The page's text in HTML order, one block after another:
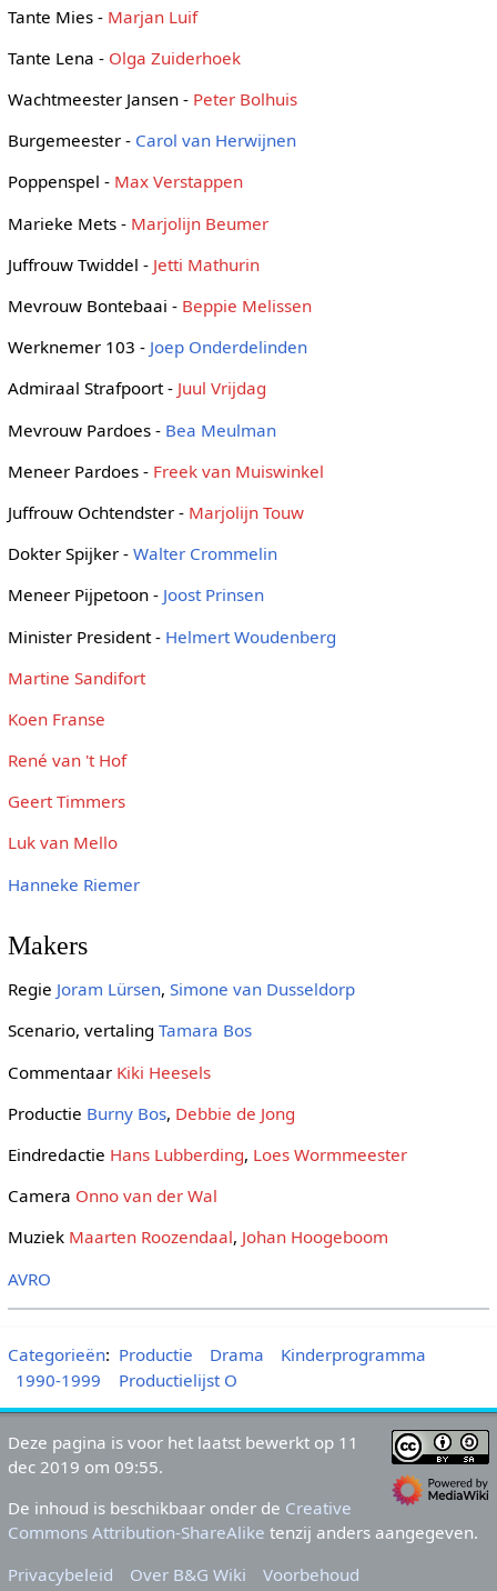
Tante Mies - Marjan Luif
Tante Lena - Olga Zuiderhoek
Wachtmeester Jansen - Peter Bolhuis
Burgemeester - Carol van Herwijnen
Poppenspel - Max Verstappen
Marieke Mets - Marjolijn Beumer
Juffrouw Twiddel - Jetti Mathurin
Mevrouw Bontebaai - Beppie Melissen
Werknemer 103 - Joep Onderdelinden
Admiraal Strafpoort - Juul Vrijdag
Mevrouw Pardoes - Bea Meulman
Meneer Pardoes - Freek van Muiswinkel
Juffrouw Ochtendster - Marjolijn Touw
Dokter Spijker - Walter Crommelin
Meneer Pijpetoon - Joost Prinsen
Minister President - Helmert Woudenberg
Martine Sandifort
Koen Franse
René van 't Hof
Geert Timmers
Luk van Mello
Hanneke Riemer
Makers
Regie Joram Lürsen, Simone van Dusseldorp
Scenario, vertaling Tamara Bos
Commentaar Kiki Heesels
Productie Burny Bos, Debbie de Jong
Eindredactie Hans Lubberding, Loes Wormmeester
Camera Onno van der Wal
Muziek Maarten Roozendaal, Johan Hoogeboom
AVRO
Categorieën: Productie Drama
Kinderprogramma
1990-1999
Productielijst O
Deze pagina is voor het laatst bewerkt op 11
dec 2019 om 09:55.
De inhoud is beschikbaar onder de Creative
Commons Attribution-ShareAlike tenzij anders aangegeven.
Privacybeleid
Over B&G Wiki Voorbehoud